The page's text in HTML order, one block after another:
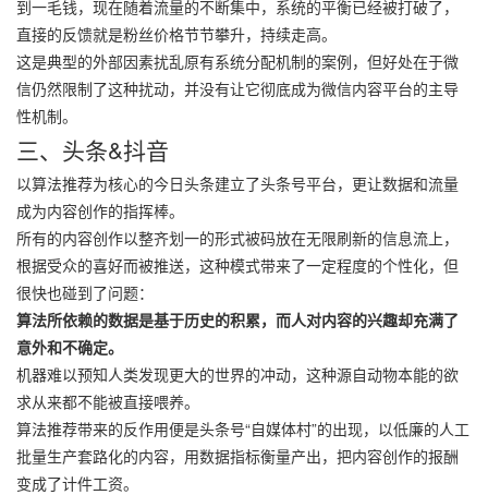
到一毛钱，现在随着流量的不断集中，系统的平衡已经被打破了，
直接的反馈就是粉丝价格节节攀升，持续走高。
这是典型的外部因素扰乱原有系统分配机制的案例，但好处在于微
信仍然限制了这种扰动，并没有让它彻底成为微信内容平台的主导
性机制。
三、头条&抖音
以算法推荐为核心的今日头条建立了头条号平台，更让数据和流量
成为内容创作的指挥棒。
所有的内容创作以整齐划一的形式被码放在无限刷新的信息流上，
根据受众的喜好而被推送，这种模式带来了一定程度的个性化，但
很快也碰到了问题：
算法所依赖的数据是基于历史的积累，而人对内容的兴趣却充满了
意外和不确定。
机器难以预知人类发现更大的世界的冲动，这种源自动物本能的欲
求从来都不能被直接喂养。
算法推荐带来的反作用便是头条号“自媒体村”的出现，以低廉的人工
批量生产套路化的内容，用数据指标衡量产出，把内容创作的报酬
变成了计件工资。